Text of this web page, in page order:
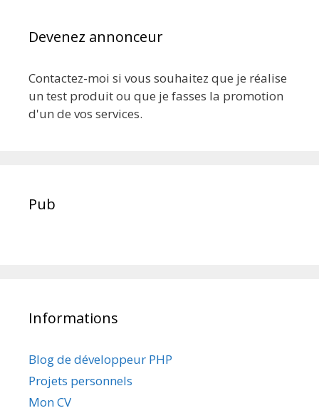
Devenez annonceur
Contactez-moi si vous souhaitez que je réalise
un test produit ou que je fasses la promotion
d'un de vos services.
Pub
Informations
Blog de développeur PHP
Projets personnels
Mon CV